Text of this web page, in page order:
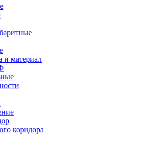
и материал
коридора